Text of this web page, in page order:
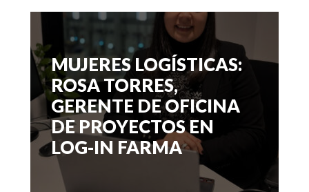
MUJERES LOGÍSTICAS:
ROSA TORRES,
GERENTE DE OFICINA
DE PROYECTOS EN
LOG-IN FARMA